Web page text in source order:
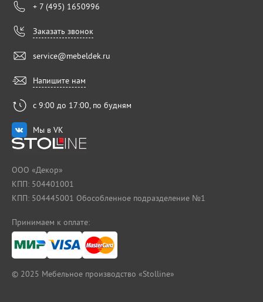
+ 7 (495) 1650996
Заказать звонок
service@mebeldek.ru
Напишите нам
с 9:00 до 17:00, по будням
Мы в VK
ООО «Декор»
КПП: 504401001
КПП: 504445001 Обособленное подразделение №1
Принимаем к оплате:
© 2025 Мебельное производство «Stolline»